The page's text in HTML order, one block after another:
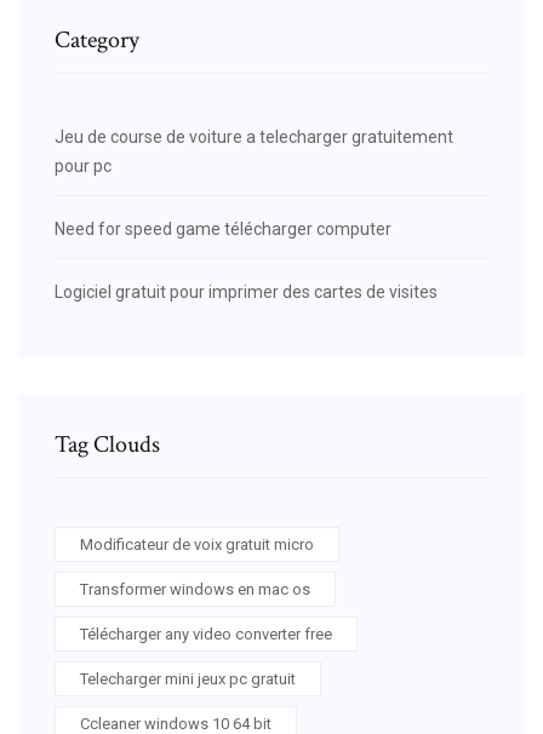
Category
Jeu de course de voiture a telecharger gratuitement
pour pc
Need for speed game télécharger computer
Logiciel gratuit pour imprimer des cartes de visites
Tag Clouds
Modificateur de voix gratuit micro
Transformer windows en mac os
Télécharger any video converter free
Telecharger mini jeux pc gratuit
Ccleaner windows 10 64 bit